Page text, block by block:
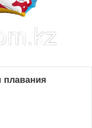
плавания